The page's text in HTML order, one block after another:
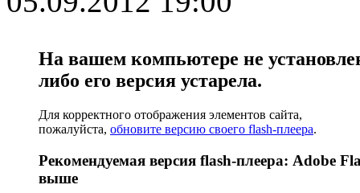
На вашем компьютере не
либо его версия устарела.
Для корректного отображения элементов сайта,
пожалуйста, обновите версию своего flash-плеера.
Рекомендуемая версия flash-плеера: Adobe
выше